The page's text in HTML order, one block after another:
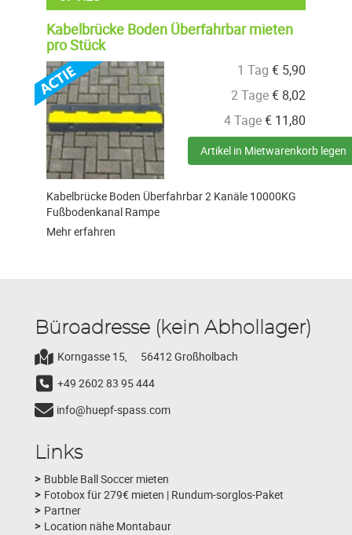
Kabelbrücke Boden Überfahrbar mieten
pro Stück
1 Tag € 5,90
2 Tage€ 8,02
4 Tage€ 11,80
Artikel in Mietwarenkorb legen
Kabelbrücke Boden Überfahrbar 2 Kanäle 10000KG
Fußbodenkanal Rampe
Mehr erfahren
Büroadresse (kein Abhollager)
Korngasse 15,
56412 Großholbach
+49 2602 83 95 444
info@huepf-spass.com
Links
Bubble Ball Soccer mieten
Fotobox für 279€ mieten | Rundum-sorglos-Paket
Partner
Location nähe Montabaur